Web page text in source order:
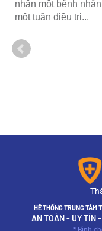
nhận một bệnh
một tuần điều trị...
HỆ THỐNG TRUNG TÂM
AN TOÀN - UY TÍN